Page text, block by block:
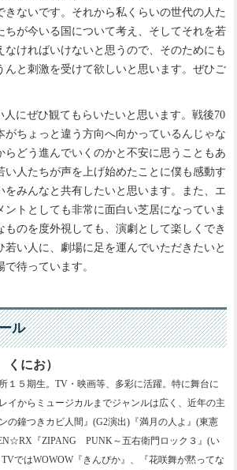
きないです。それから私くらいの世代の人た
ちが今いる国について考え、そしてそれを若
なければいけないと思うので、そのためにも
んと刺激を受けて欲しいと思います。ぜひご
にぜひ観てもらいたいと思います。戦後70
がちょっと違う方向へ向かっているんじゃな
らどう進んでいくのかと不安に思うこともあ
い人たちが声を上げ始めたことに僕も感動す
をみんなと共有したいと思います。また、エ
ントとしても非常に面白い芝居になっていま
ものを度外視しても、演劇として楽しくでき
若い人に、劇場に足を運んでいただきたいと
待っています。
ル
にお）
１５期生。TV・映画等、多彩に活躍。特に舞台に
イからミュージカルまでジャンルは広く、近年の主
の鐘つきカビ人間』(G2演出)『満月の人よ』(東憲
『ZIPANG PUNK～五右衛門ロック３』(い
ではWOWOW『きんぴか』、『花咲舞が黙ってな